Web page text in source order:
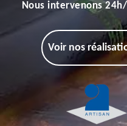
Nous intervenons
Voir nos